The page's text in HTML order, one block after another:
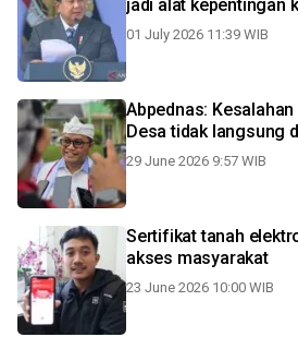
jadi alat kepentingan
01 July 2026 11:39 WIB
Abpednas:
Desa tidak langsung
29 June 2026 9:57 WIB
Sertifikat tanah
akses masyarakat
23 June 2026 10:00 WIB